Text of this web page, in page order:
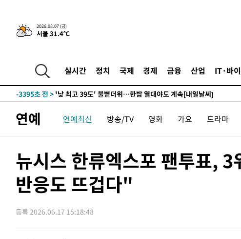
2026.08.07 (금)
서울 31.4℃
실시간 정치 국제 경제 금융 산업 IT·바
-20819초 전 >경찰, '홍명보는 2순위' 결론냈던 스포츠윤리센터도 압수수색
-6415초 전 >[속보]합참 "北 발사체는 단거리탄도미사일…감시·경계태세 강화"
-4593초 전 >
[속보] SKT, 에이닷 서비스 장애 발생…"원인 파악 중"
-3999초 전 >
-3395초 전 > '낮 최고 39도' 불볕더위…한밤 열대야도 계속[내일날씨]
-3016초 전 >
"韓 외환시장 개입 관측 배경엔 美의 대한국 무역적자 있어"
-2843초 전 >'월드컵 탈락 후폭풍' 축구협회…초유의 압수수색에 '충격·당황'
-2245초 전 >[속보]종합특검, 대검 추가 압수수색…내란 중요임무종사 혐의
27분 전 >[속보]코스닥, 800p 회복…0.26% 오른 801.67 마감
28분 전 >[속보]코스피, 301.88포인트(4.58%) 내린 6296.38 마감
1시간 전 >"여기 떨어졌다"…다누리, 스페이스X 로켓 달 충돌 흔적 포착
2시간 전 >손흥민, 5경기 연속골 실패…LAFC는 승부차기 끝 과달라하라 격파
연예 연예최신 방송/TV 영화 가요 드라마
뉴시스 한류엑스포 팬투표,
반응도 뜨겁다"
등록 2026.06.17 15:18:48